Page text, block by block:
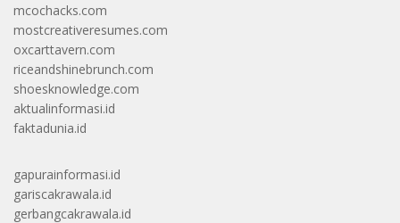
mcochacks.com
mostcreativeresumes.com
oxcarttavern.com
riceandshinebrunch.com
shoesknowledge.com
aktualinformasi.id
faktadunia.id
gapurainformasi.id
gariscakrawala.id
gerbangcakrawala.id